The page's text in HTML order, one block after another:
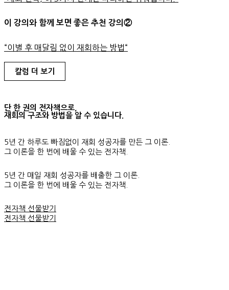
이 강의와 함께 보면 좋은 추천 강의②
“이별 후 매달림 없이 재회하는 방법“
칼럼 더 보기
단 한 권의 전자책으로,
재회의 구조와 방법을 알 수 있습니다.
5년 간 하루도 빠짐없이 재회 성공자를 만든 그 이론.
그 이론을 한 번에 배울 수 있는 전자책.
5년 간 매일 재회 성공자를 배출한 그 이론.
그 이론을 한 번에 배울 수 있는 전자책.
전자책 선물받기
전자책 선물받기